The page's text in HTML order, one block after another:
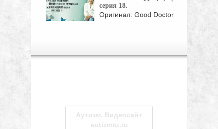
серия 18.
Оригинал: Good Doctor
Аутизм. Видеосайт
autizmru.ru